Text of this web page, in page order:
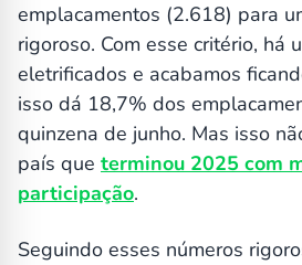
emplacamentos (2.618) para
rigoroso. Com esse critério, há
eletrificados e acabamos
isso dá 18,7% dos
quinzena de junho. Mas isso
país que terminou 2025 com
participação.
Seguindo esses números